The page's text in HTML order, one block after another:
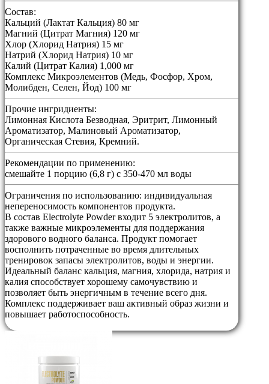
Состав:
Кальций (Лактат Кальция) 80 мг
Магний (Цитрат Магния) 120 мг
Хлор (Хлорид Натрия) 15 мг
Натрий (Хлорид Натрия) 10 мг
Калий (Цитрат Калия) 1,000 мг
Комплекс Микроэлементов (Медь, Фосфор, Хром,
Молибден, Селен, Йод) 100 мг
Прочие ингридиенты:
Лимонная Кислота Безводная, Эритрит, Лимонный
Ароматизатор, Малиновый Ароматизатор,
Органическая Стевия, Кремний.
Рекомендации по применению:
смешайте 1 порцию (6,8 г) с 350-470 мл воды
Ограничения по использованию: индивидуальная
непереносимость компонентов продукта.
В состав Electrolyte Powder входит 5 электролитов, а
также важные микроэлементы для поддержания
здорового водного баланса. Продукт помогает
восполнить потраченные во время длительных
тренировок запасы электролитов, воды и энергии.
Идеальный баланс кальция, магния, хлорида, натрия и
калия способствует хорошему самочувствию и
позволяет быть энергичным в течение всего дня.
Комплекс поддерживает ваш активный образ жизни и
повышает работоспособность.